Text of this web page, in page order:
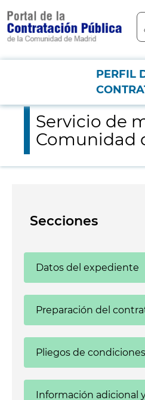
contenido
principal
Menú PCON
PERFIL
Servicio de mensajería
Servicio de
Comunidad
Secciones
Datos del expediente
Preparación del
Pliegos de condiciones
Información adicional